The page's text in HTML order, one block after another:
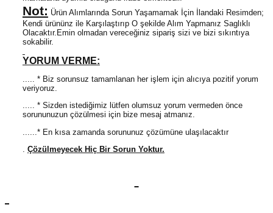
Not: Ürün Alımlarında Sorun Yaşamamak İçin İlandaki Resimden;
Kendi ürününz ile Karşılaştırıp O şekilde Alım Yapmanız Saglıklı
Olacaktır.Emin olmadan vereceğiniz sipariş sizi ve bizi sıkıntıya
sokabilir.
YORUM VERME:
..... * Biz sorunsuz tamamlanan her işlem için alıcıya pozitif yorum
veriyoruz.
..... * Sizden istediğimiz lütfen olumsuz yorum vermeden önce
sorununuzun çözülmesi için bize mesaj atmanız.
......* En kısa zamanda sorununuz çözümüne ulaşılacaktır
Çözülmeyecek Hiç Bir Sorun Yoktur.